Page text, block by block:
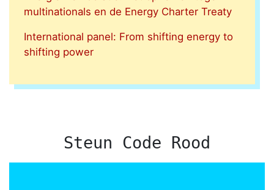
multinationals en de Energy Charter Treaty
International panel: From shifting energy to
shifting power
Steun Code Rood